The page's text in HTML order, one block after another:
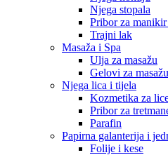
Njega stopala
Pribor za
Trajni lak
Masaža i Spa
Ulja za masažu
Gelovi za masažu
Njega lica i tijela
Kozmetika za
Pribor za
Parafin
Papirna galanterija i
Folije i kese